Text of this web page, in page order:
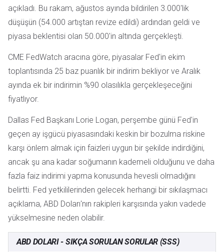
açıkladı. Bu rakam, ağustos ayında bildirilen 3.000'lik
düşüşün (54.000 artıştan revize edildi) ardından geldi ve
piyasa beklentisi olan 50.000'in altında gerçekleşti.
CME FedWatch aracına göre, piyasalar Fed'in ekim
toplantısında 25 baz puanlık bir indirim bekliyor ve Aralık
ayında ek bir indirimin %90 olasılıkla gerçekleşeceğini
fiyatlıyor.
Dallas Fed Başkanı Lorie Logan, perşembe günü Fed'in
geçen ay işgücü piyasasındaki keskin bir bozulma riskine
karşı önlem almak için faizleri uygun bir şekilde indirdiğini,
ancak şu ana kadar soğumanın kademeli olduğunu ve daha
fazla faiz indirimi yapma konusunda hevesli olmadığını
belirtti. Fed yetkililerinden gelecek herhangi bir sıkılaşmacı
açıklama, ABD Doları'nın rakipleri karşısında yakın vadede
yükselmesine neden olabilir.
ABD DOLARI - SIKÇA SORULAN SORULAR (SSS)